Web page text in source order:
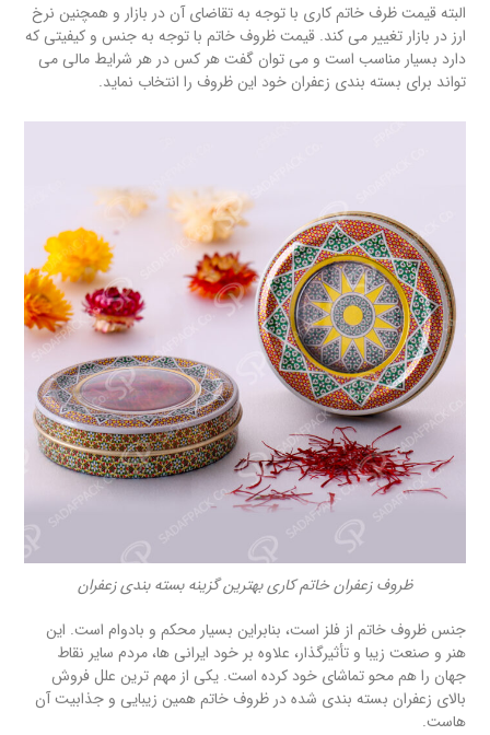
البته قیمت ظرف خاتم کاری با توجه به تقاضای آن در بازار و همچنین نرخ
ارز در بازار تغییر می کند. قیمت ظروف خاتم با توجه به جنس و کیفیتی که
دارد بسیار مناسب است و می توان گفت هر کس در هر شرایط مالی می
تواند برای بسته بندی زعفران خود این ظروف را انتخاب نماید.
ظروف زعفران خاتم کاری بهترین گزینه بسته بندی زعفران
جنس ظروف خاتم از فلز است، بنابراین بسیار محکم و بادوام است. این
هنر و صنعت زیبا و تأثیرگذار، علاوه بر خود ایرانی ها، مردم سایر نقاط
جهان را هم محو تماشای خود کرده است. یکی از مهم ترین علل فروش
بالای زعفران بسته بندی شده در ظروف خاتم همین زیبایی و جذابیت آن
هاست.